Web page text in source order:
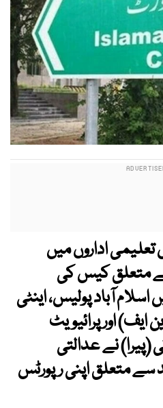
تعلیمی اداروں میں
متعلق کیس کی
آباد پولیس، اینٹی
اور پرائیویٹ
(پیرا) نے عدالتی
سے متعلق اپنی رپورٹس